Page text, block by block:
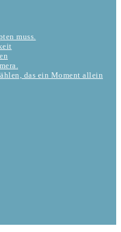
muss.
das ein Moment allein